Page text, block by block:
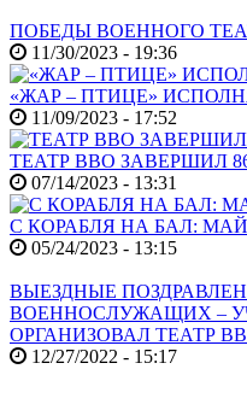
ПОБЕДЫ ВОЕННОГО
11/30/2023 - 19:36
«ЖАР – ПТИЦЕ»
11/09/2023 - 17:52
ТЕАТР ВВО ЗАВЕРШИЛ
07/14/2023 - 13:31
С КОРАБЛЯ НА БАЛ:
05/24/2023 - 13:15
ВЫЕЗДНЫЕ
ВОЕННОСЛУЖАЩИХ –
ОРГАНИЗОВАЛ ТЕАТР
12/27/2022 - 15:17